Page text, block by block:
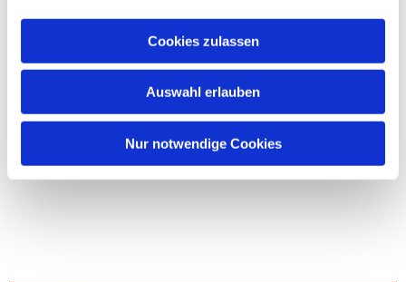
Cookies zulassen
Auswahl erlauben
Nur notwendige Cookies